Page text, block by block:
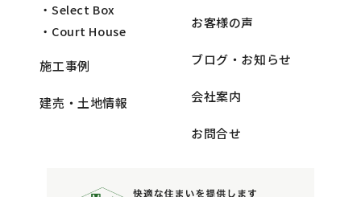
・Select Box
・Court House
施工事例
建売・土地情報
お客様の声
ブログ・お知らせ
会社案内
お問合せ